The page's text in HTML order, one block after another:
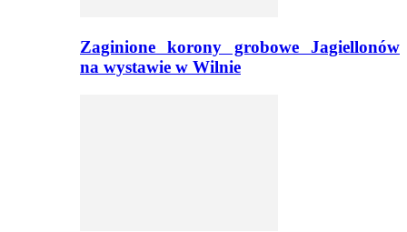
Zaginione korony grobowe Jagiellonów
na wystawie w Wilnie